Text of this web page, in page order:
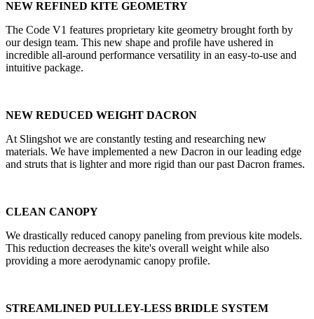
NEW REFINED KITE GEOMETRY
The Code V1 features proprietary kite geometry brought forth by
our design team. This new shape and profile have ushered in
incredible all-around performance versatility in an easy-to-use and
intuitive package.
NEW REDUCED WEIGHT DACRON
At Slingshot we are constantly testing and researching new
materials. We have implemented a new Dacron in our leading edge
and struts that is lighter and more rigid than our past Dacron frames.
CLEAN CANOPY
We drastically reduced canopy paneling from previous kite models.
This reduction decreases the kite's overall weight while also
providing a more aerodynamic canopy profile.
STREAMLINED PULLEY-LESS BRIDLE SYSTEM